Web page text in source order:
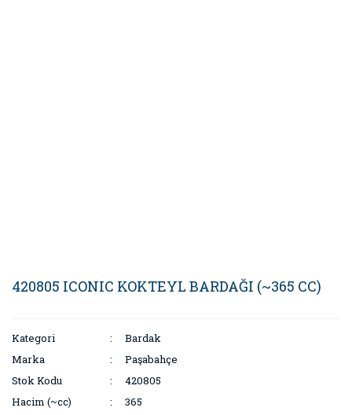
420805 ICONIC KOKTEYL BARDAĞI (~365 CC)
Kategori
Bardak
Marka
Paşabahçe
Stok Kodu
420805
Hacim (~cc)
365